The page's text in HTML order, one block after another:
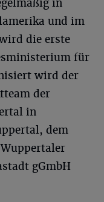
in
und im
die erste
für
wird der
der
in
dem
gGmbH